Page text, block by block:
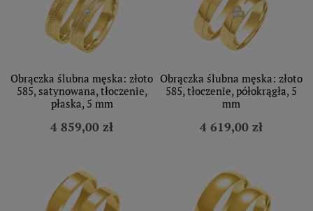
Obrączka ślubna męska: złoto
585, satynowana, tłoczenie,
płaska, 5 mm
4 859,00 zł
Obrączka ślubna męska: złoto
585, tłoczenie, półokrągła, 5
mm
4 619,00 zł